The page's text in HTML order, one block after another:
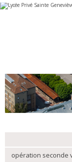
Aller
au
Outils
personnels
opération seconde